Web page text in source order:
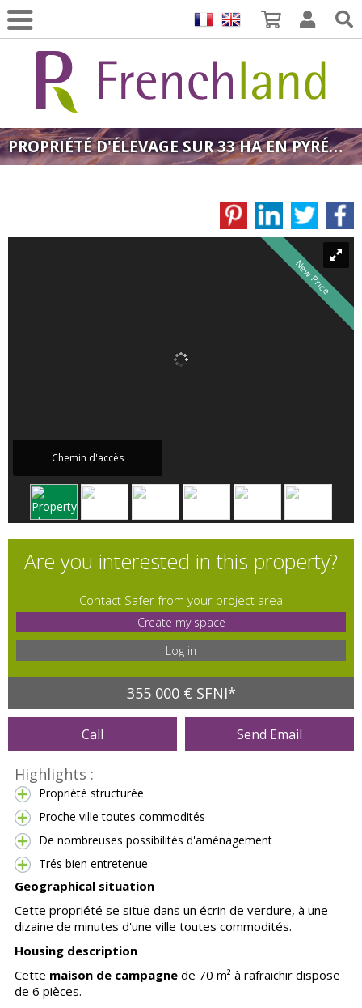
PROPRIÉTÉ D'ÉLEVAGE SUR 33 HA EN PYRÉNÉES AUDOISES
New Price
Chemin d'accès
Are you interested in this property?
Contact Safer from your project area
Create my space
Log in
355 000 € SFNI*
Call Send Email
Highlights :
Propriété structurée
Proche ville toutes commodités
De nombreuses possibilités d'aménagement
Trés bien entretenue
Geographical situation
Cette propriété se situe dans un écrin de verdure, à une
dizaine de minutes d'une ville toutes commodités.
Housing description
Cette maison de campagne de 70 m² à rafraichir dispose
de 6 pièces.